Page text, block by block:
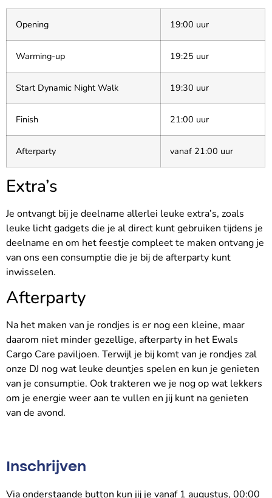
Opening 19:00 uur
Warming-up 19:25 uur
Start Dynamic Night Walk 19:30 uur
Finish 21:00 uur
Afterparty vanaf 21:00 uur
Extra’s
Je ontvangt bij je deelname allerlei leuke extra’s, zoals
leuke licht gadgets die je al direct kunt gebruiken tijdens je
deelname en om het feestje compleet te maken ontvang je
van ons een consumptie die je bij de afterparty kunt
inwisselen.
Afterparty
Na het maken van je rondjes is er nog een kleine, maar
daarom niet minder gezellige, afterparty in het Ewals
Cargo Care paviljoen. Terwijl je bij komt van je rondjes zal
onze DJ nog wat leuke deuntjes spelen en kun je genieten
van je consumptie. Ook trakteren we je nog op wat lekkers
om je energie weer aan te vullen en jij kunt na genieten
van de avond.
Inschrijven
Via onderstaande button kun jij je vanaf 1 augustus, 00:00